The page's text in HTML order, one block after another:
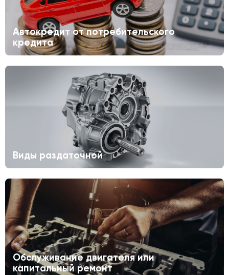
Автокредит от потребительского
кредита
Виды раздаточной
Обслуживание двигателя или
капитальный ремонт